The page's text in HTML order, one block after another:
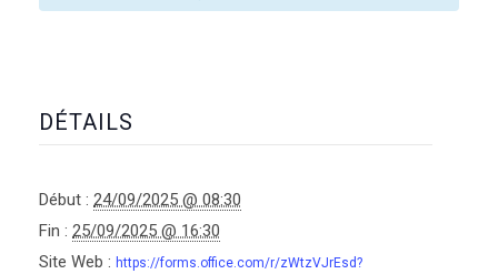
DÉTAILS
Début : 24/09/2025 @ 08:30
Fin : 25/09/2025 @ 16:30
Site Web : https://forms.office.com/r/zWtzVJrEsd?